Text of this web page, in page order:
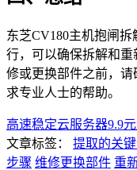
东芝CV180主机抱闸
行，可以确保拆解和
修或更换部件之前，
求专业人士的帮助。
高速稳定云服务器9.9
文章标签：
提取的关
步骤 维修更换部件 重